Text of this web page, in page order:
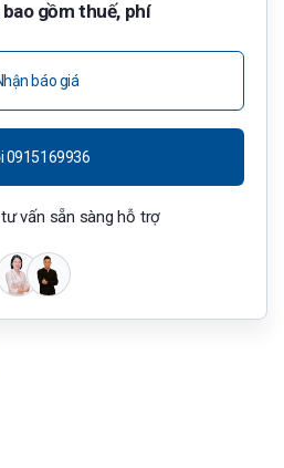
bao gồm thuế, phí
báo giá
0915169936
vấn sẵn sàng hỗ trợ